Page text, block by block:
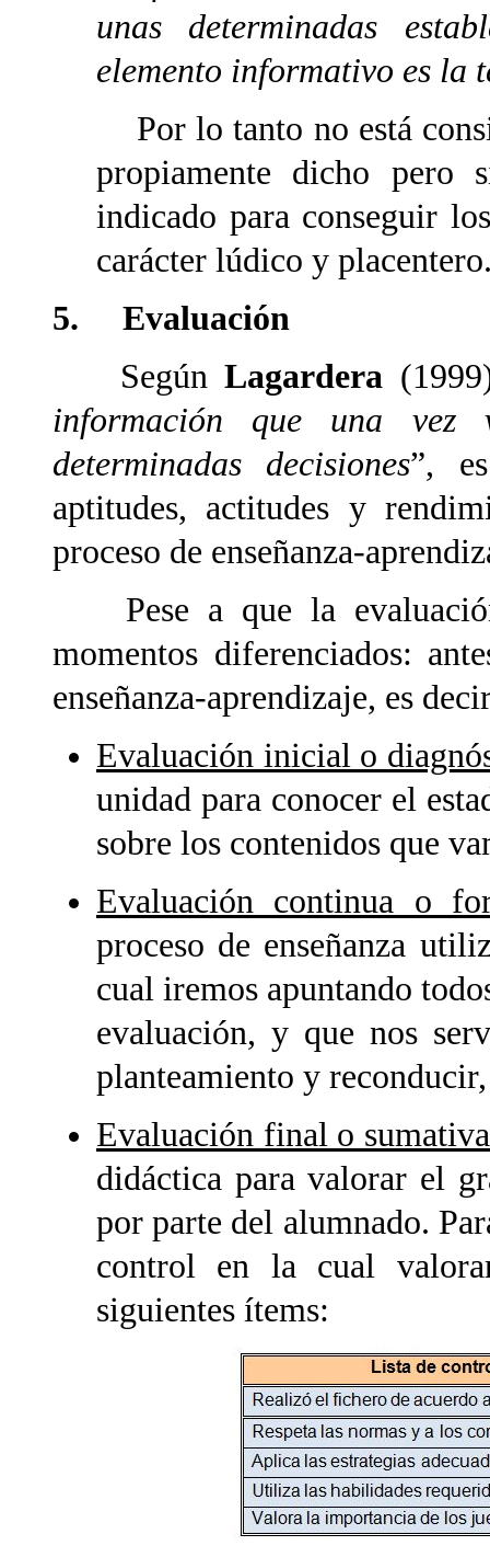
unas determinadas
elemento informativo es la
Por lo tanto no está
propiamente dicho pero
indicado para conseguir
carácter lúdico y
5. Evaluación
SegúnLagardera
información que una vez
determinadas decisiones”,
aptitudes, actitudes y
proceso de enseñanza-
Pese a que la
momentos diferenciados:
enseñanza-aprendizaje, es
Evaluación inicial o
unidad para conocer el
sobre los contenidos que
Evaluación continua o
proceso de enseñanza
cual iremos apuntando
evaluación, y que nos
planteamiento y
Evaluación final o sumativa
didáctica para valorar el
por parte del alumnado.
control en la cual
siguientes ítems: